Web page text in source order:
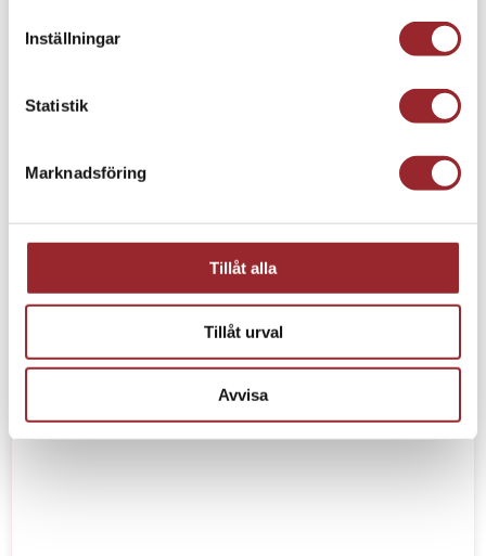
Inställningar
Statistik
Marknadsföring
Tillåt alla
Tillåt urval
Avvisa